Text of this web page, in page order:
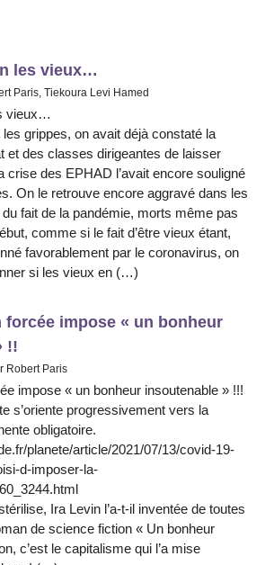
les vieux…
Paris, Tiekoura Levi Hamed
vieux…
grippes, on avait déjà constaté la
et des classes dirigeantes de laisser
crise des EPHAD l’avait encore souligné
On le retrouve encore aggravé dans les
fait de la pandémie, morts même pas
comme si le fait d’être vieux étant,
favorablement par le coronavirus, on
si les vieux en (…)
forcée impose « un bonheur
!!
Robert Paris
impose « un bonheur insoutenable » !!!
s’oriente progressivement vers la
obligatoire.
planete/article/2021/07/13/covid-19-
d-imposer-la-
Ira Levin l’a-t-il inventée de toutes
de science fiction « Un bonheur
c’est le capitalisme qui l’a mise